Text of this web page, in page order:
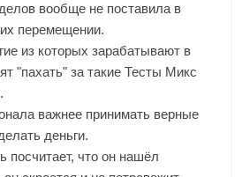
вообще не поставила в
перемещении.
из которых зарабатывают в
"пахать" за такие Тесты Микс
важнее принимать верные
деньги.
посчитает, что он нашёл